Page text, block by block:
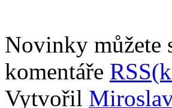
Novinky můžete
komentáře
Vytvořil